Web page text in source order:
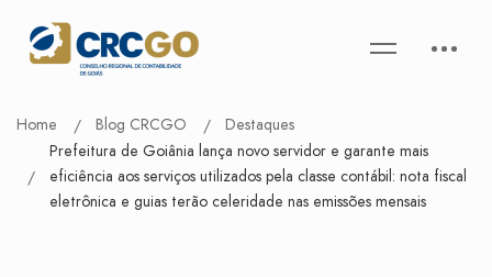
Home Blog CRCGO
Destaques
Prefeitura de Goiânia lança novo servidor e garante mais
eficiência aos serviços utilizados pela classe contábil: nota fiscal
eletrônica e guias terão celeridade nas emissões mensais